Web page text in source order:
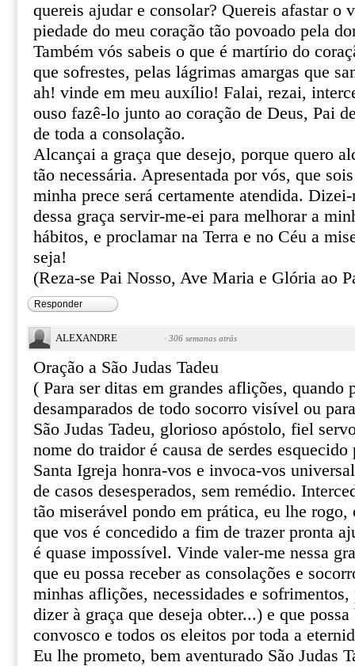
quereis ajudar e consolar? Quereis afastar o
piedade do meu coração tão povoado pela
Também vós sabeis o que é martírio do
que sofrestes, pelas lágrimas amargas que
ah! vinde em meu auxílio! Falai, rezai,
ouso fazê-lo junto ao coração de Deus, Pai
de toda a consolação.
Alcançai a graça que desejo, porque quero
tão necessária. Apresentada por vós, que
minha prece será certamente atendida.
dessa graça servir-me-ei para melhorar a
hábitos, e proclamar na Terra e no Céu a
seja!
(Reza-se Pai Nosso, Ave Maria e Glória ao
Responder
ALEXANDRE · 306 semanas atrás
Oração a São Judas Tadeu
( Para ser ditas em grandes aflições, quando
desamparados de todo socorro visível ou
São Judas Tadeu, glorioso apóstolo, fiel
nome do traidor é causa de serdes
Santa Igreja honra-vos e invoca-vos
de casos desesperados, sem remédio.
tão miserável pondo em prática, eu lhe
que vos é concedido a fim de trazer pronta
é quase impossível. Vinde valer-me nessa
que eu possa receber as consolações e
minhas aflições, necessidades e
dizer à graça que deseja obter...) e que
convosco e todos os eleitos por toda a
Eu lhe prometo, bem aventurado São Judas